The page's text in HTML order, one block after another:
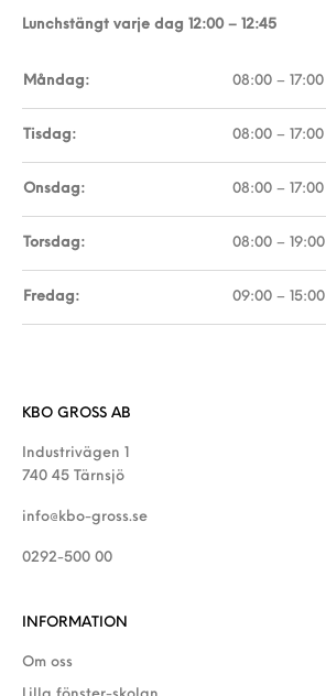
Lunchstängt varje dag 12:00 – 12:45
Måndag: 08:00 – 17:00
Tisdag: 08:00 – 17:00
Onsdag: 08:00 – 17:00
Torsdag: 08:00 – 19:00
Fredag: 09:00 – 15:00
KBO GROSS AB
Industrivägen 1
740 45 Tärnsjö
info@kbo-gross.se
0292-500 00
INFORMATION
Om oss